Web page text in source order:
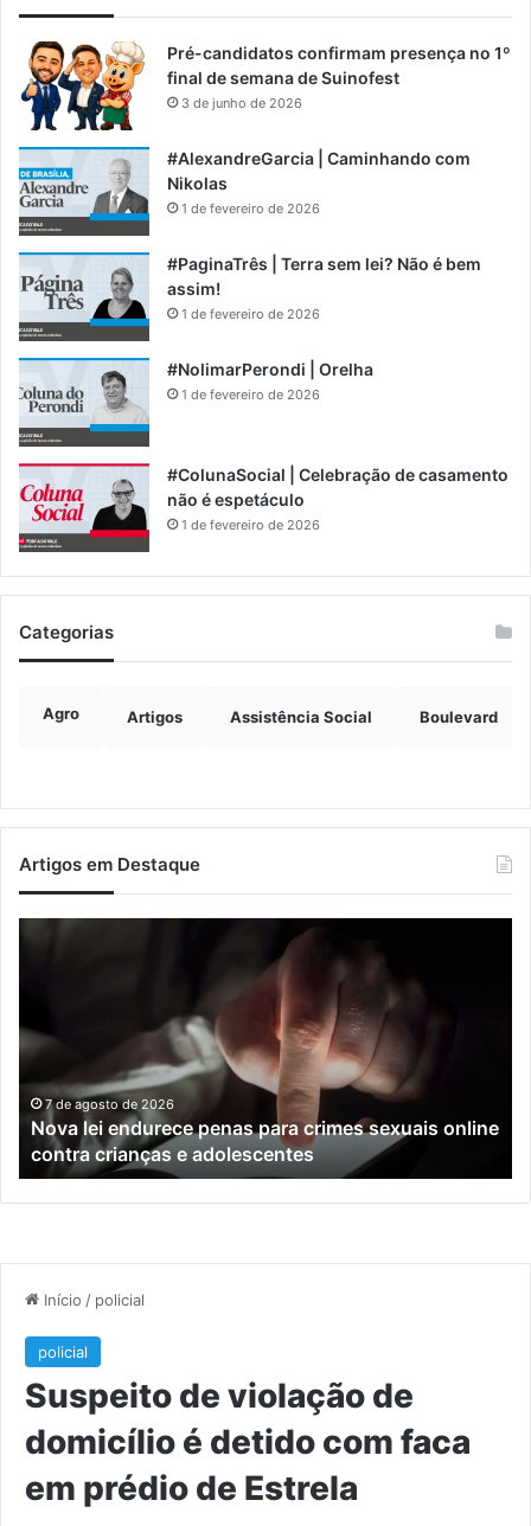
Pré-candidatos confirmam presença no 1º
final de semana de Suinofest
3 de junho de 2026
#AlexandreGarcia | Caminhando com
Nikolas
1 de fevereiro de 2026
#PaginaTrês | Terra sem lei? Não é bem
assim!
1 de fevereiro de 2026
#NolimarPerondi | Orelha
1 de fevereiro de 2026
#ColunaSocial | Celebração de casamento
não é espetáculo
1 de fevereiro de 2026
Categorias
Agro Artigos Assistência Social Boulevard
Artigos em Destaque
para
crimes
sexuais
online
contra
crianças
e
adolescentes
7 de agosto de 2026
Nova lei endurece penas para crimes sexuais online
contra crianças e adolescentes